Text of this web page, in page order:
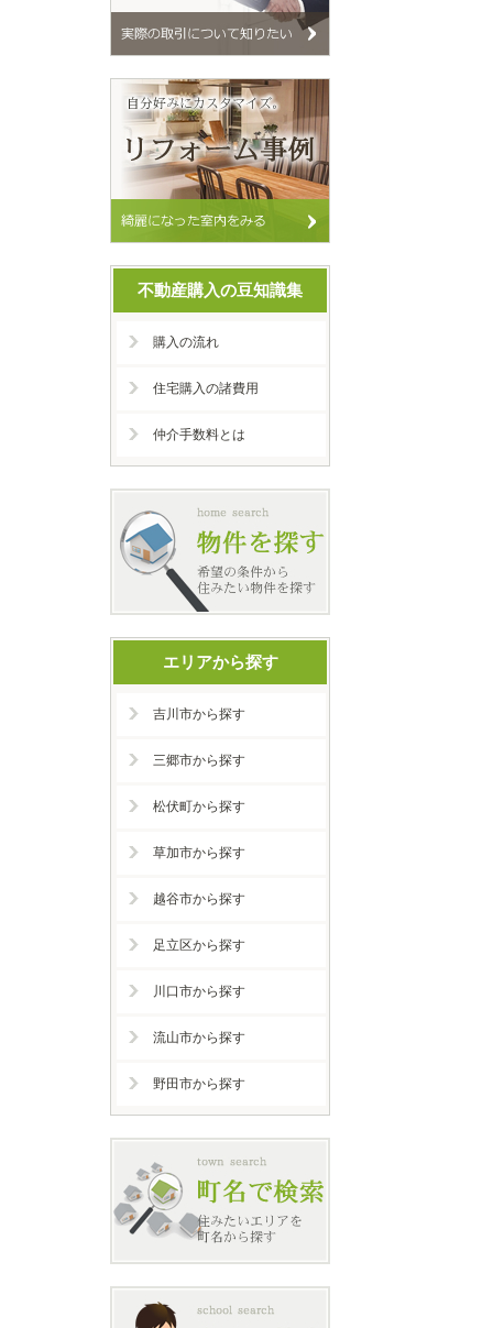
不動産購入の豆知識集
購入の流れ
住宅購入の諸費用
仲介手数料とは
エリアから探す
吉川市から探す
三郷市から探す
松伏町から探す
草加市から探す
越谷市から探す
足立区から探す
川口市から探す
流山市から探す
野田市から探す